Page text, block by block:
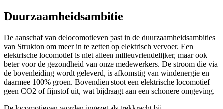
Duurzaamheidsambitie
De aanschaf van delocomotieven past in de duurzaamheidsambities
van Strukton om meer in te zetten op elektrisch vervoer. Een
elektrische locomotief is niet alleen milieuvriendelijker, maar ook
beter voor de gezondheid van onze medewerkers. De stroom die via
de bovenleiding wordt geleverd, is afkomstig van windenergie en
daarmee 100% groen. Bovendien stoot een elektrische locomotief
geen CO2 of fijnstof uit, wat bijdraagt aan een schonere omgeving.